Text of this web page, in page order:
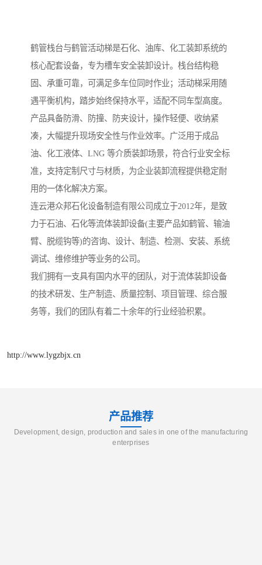
鹤管栈台与鹤管活动梯是石化、油库、化工装卸系统的
核心配套设备，专为槽车安全装卸设计。栈台结构稳
固、承重可靠，可满足多车位同时作业；活动梯采用随
遇平衡机构，踏步始终保持水平，适配不同车型高度。
产品具备防滑、防撞、防夹设计，操作轻便、收纳紧
凑，大幅提升现场安全性与作业效率。广泛用于成品
油、化工液体、LNG 等介质装卸场景，符合行业安全标
准，支持定制尺寸与材质，为企业装卸流程提供稳定耐
用的一体化解决方案。
连云港众邦石化设备制造有限公司成立于2012年，是致
力于石油、石化等流体装卸设备(主要产品如鹤管、输油
臂、脱缆钩等)的咨询、设计、制造、检测、安装、系统
调试、维修维护等业务的公司。
我们拥有一支具有国内水平的团队，对于流体装卸设备
的技术研发、生产制造、质量控制、项目管理、综合服
务等，我们的团队有着二十余年的行业经验积累。
http://www.lygzbjx.cn
产品推荐
Development, design, production and sales in one of the manufacturing
enterprises